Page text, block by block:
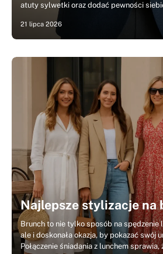
atuty sylwetki oraz dodać pewności
21 lipca 2026
Najlepsze stylizacje na
Brunch to nie tylko sposób na spędzenie
ale i doskonała okazja, by pokazać swój
Połączenie śniadania z lunchem